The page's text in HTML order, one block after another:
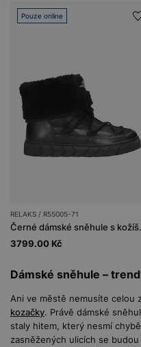
Pouze online
RELAKS / R55005-71
Černé
3799.00 Kč
Dámské sněhule –
Ani ve městě nemusíte celou
kozačky. Právě dámské
staly hitem, který nesmí
zasněžených ulicích se